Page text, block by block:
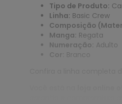
Tipo de Produto:
Linha: Basic Crew
Composição
Manga: Regata
Numeração: Adulto
Branco